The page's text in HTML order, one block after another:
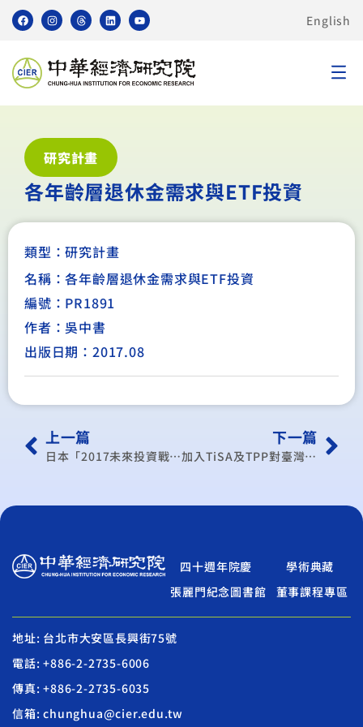
English
研究計畫
各年齡層退休金需求與ETF投資
類型：研究計畫
名稱：各年齡層退休金需求與ETF投資
編號：PR1891
作者：吳中書
出版日期：2017.08
上一篇
日本「2017未來投資戰略」政策內容研析
下一篇
加入TiSA及TPP對臺灣出版產業之影響分析與因應對策研究
四十週年院慶
學術典藏
張麗門紀念圖書館
董事課程專區
地址: 台北市大安區長興街75號
電話: +886-2-2735-6006
傳真: +886-2-2735-6035
信箱: chunghua@cier.edu.tw